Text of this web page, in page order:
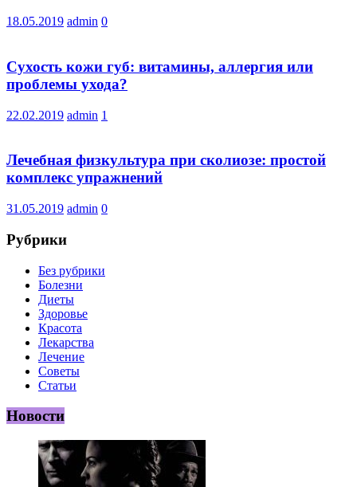
18.05.2019 admin 0
Сухость кожи губ: витамины, аллергия или
проблемы ухода?
22.02.2019 admin 1
Лечебная физкультура при сколиозе: простой
комплекс упражнений
31.05.2019 admin 0
Рубрики
Без рубрики
Болезни
Диеты
Здоровье
Красота
Лекарства
Лечение
Советы
Статьи
Новости